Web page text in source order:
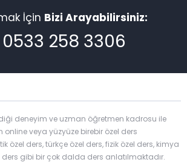
İçin Bizi Arayabilirsiniz:
0533 258 3306
deneyim ve uzman öğretmen kadrosu ile
online veya yüzyüze birebir özel ders
özel ders, türkçe özel ders, fizik özel ders, kimya
ders gibi bir çok dalda ders anlatılmaktadır.